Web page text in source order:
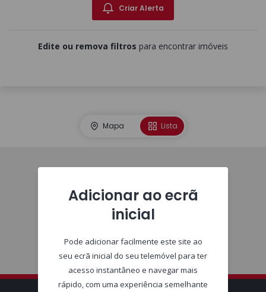
Criar Alerta
Edite ou remova filtros para encontrar imóveis
Mapa Lista
Adicionar ao ecrã
inicial
Pode adicionar facilmente este site ao
seu ecrã inicial do seu telemóvel para ter
acesso instantâneo e navegar mais
rápido, com uma experiência semelhante